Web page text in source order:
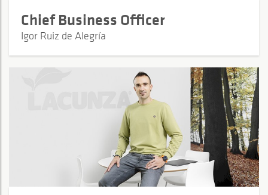
Chief Business Officer
Igor Ruiz de Alegría